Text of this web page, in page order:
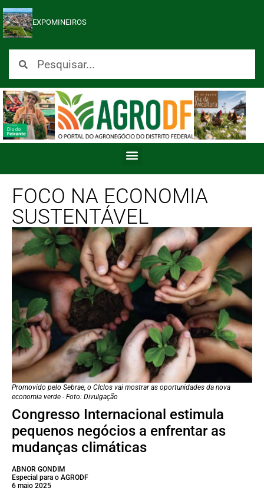
EXPOMINEIROS
FOCO NA ECONOMIA
SUSTENTÁVEL
Promovido pelo Sebrae, o CIclos vai mostrar as oportunidades da nova
economia verde - Foto: Divulgação
Congresso Internacional estimula
pequenos negócios a enfrentar as
mudanças climáticas
ABNOR GONDIM
Especial para o AGRODF
6 maio 2025